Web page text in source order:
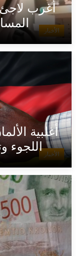
الأخبار
أغرب
الأخبار
أغلبية
اللجوء